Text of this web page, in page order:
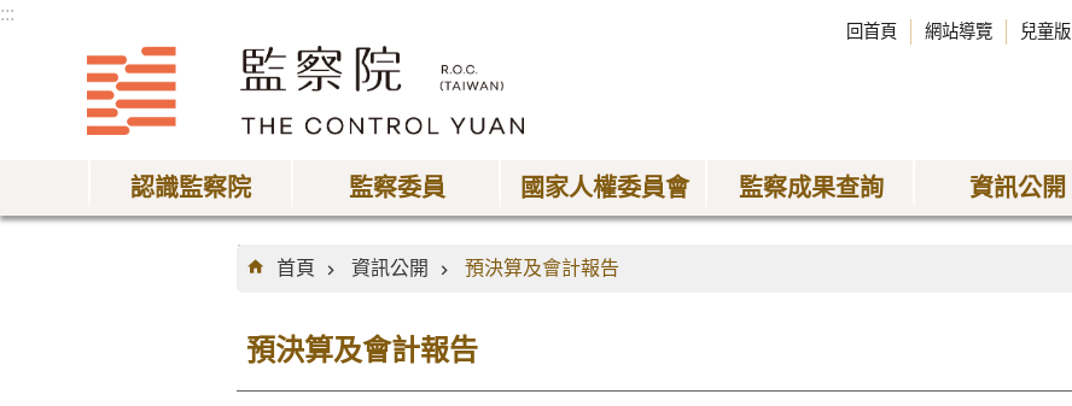
:::
回首頁 網站導覽 兒童版
認識監察院 監察委員 國家人權委員會 監察成果查詢 資訊公開
:::
首頁
資訊公開 預決算及會計報告
預決算及會計報告